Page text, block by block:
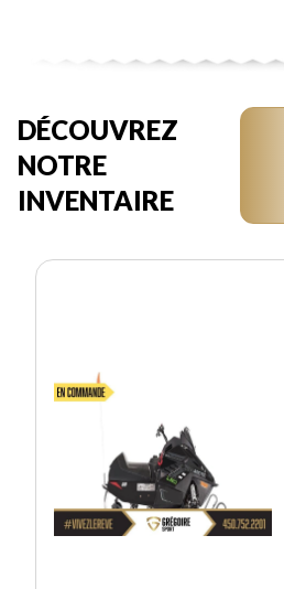
DÉCOUVREZ
NOTRE
INVENTAIRE